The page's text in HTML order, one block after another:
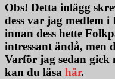
Obs! Detta inlägg
dess var jag medlem
innan dess hette
intressant ändå, men
Varför jag sedan gick
kan du läsa här.